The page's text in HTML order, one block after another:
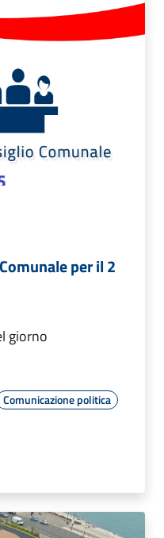
per il 2
giorno
Comunicazione politica